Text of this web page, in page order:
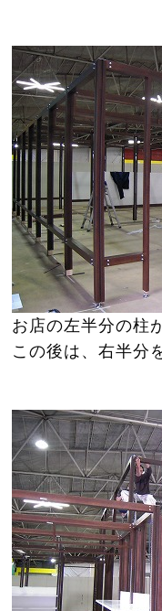
お店の左半分の柱
この後は、右半分